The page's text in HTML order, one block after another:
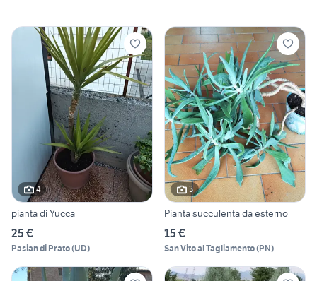
4
pianta di Yucca
25 €
Pasian di Prato(UD)
3
Pianta succulenta da esterno
15 €
San Vito al Tagliamento(PN)